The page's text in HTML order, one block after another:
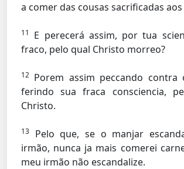
a comer das cousas sacrificadas
11
E perecerá assim, por tua
fraco, pelo qual Christo morreo?
12 Porem assim peccando contra
ferindo sua fraca consciencia,
Christo.
13
Pelo que, se o manjar
irmão, nunca ja mais comerei
meu irmão não escandalize.